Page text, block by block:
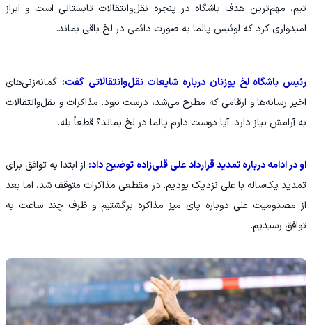
تیم، مهم‌ترین هدف باشگاه در پنجره نقل‌وانتقالات تابستانی است و ابراز
امیدواری کرد که لوئیس پالما به صورت دائمی در لخ باقی بماند.
رئیس باشگاه لخ پوزنان درباره شایعات نقل‌وانتقالاتی گفت: گمانه‌زنی‌های
اخیر رسانه‌ها و ارقامی که مطرح می‌شد، درست نبود. مذاکرات و نقل‌وانتقالات
به آرامش نیاز دارد. آیا دوست دارم پالما در لخ بماند؟ قطعاً بله.
او در ادامه درباره تمدید قرارداد علی قلی‌زاده توضیح داد: از ابتدا به توافق برای
تمدید یک‌ساله با علی نزدیک بودیم. در مقطعی مذاکرات متوقف شد، اما بعد
از مصدومیت علی دوباره پای میز مذاکره برگشتیم و ظرف چند ساعت به
توافق رسیدیم.